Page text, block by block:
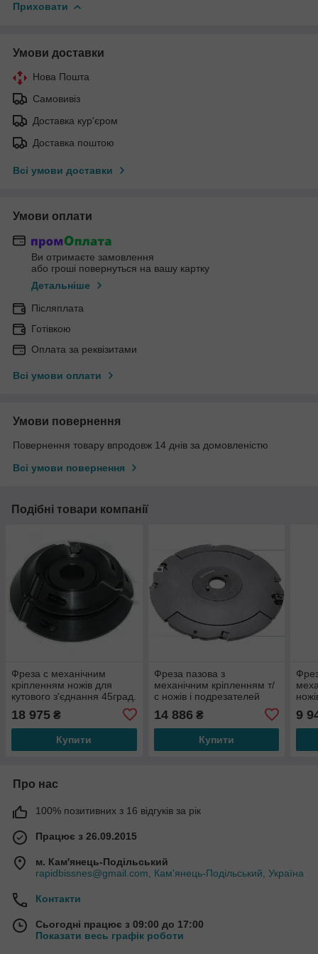
Приховати
Умови доставки
Нова Пошта
Самовивіз
Доставка кур'єром
Доставка поштою
Всі умови доставки
Умови оплати
Ви отримаєте замовлення
або гроші повернуться на вашу картку
Детальніше
Післяплата
Готівкою
Оплата за реквізитами
Всі умови оплати
Умови повернення
Повернення товару впродовж 14 днів за домовленістю
Всі умови повернення
Подібні товари компанії
Фреза c механічним
кріпленням ножів для
кутового з'єднання 45град.
18 975 ₴
Купити
Фреза пазова з
механічним кріпленням т/
с ножів і подрезателей
Ceratizit, регульовані по
ширині 180х32х
14 886 ₴
Купити
9
Про нас
100% позитивних з 16 відгуків за рік
Працює з 26.09.2015
м. Кам'янець-Подільський
rapidbissnes@gmail.com, Кам'янець-Подільський, Україна
Контакти
Сьогодні працює з 09:00 до 17:00
Показати весь графік роботи